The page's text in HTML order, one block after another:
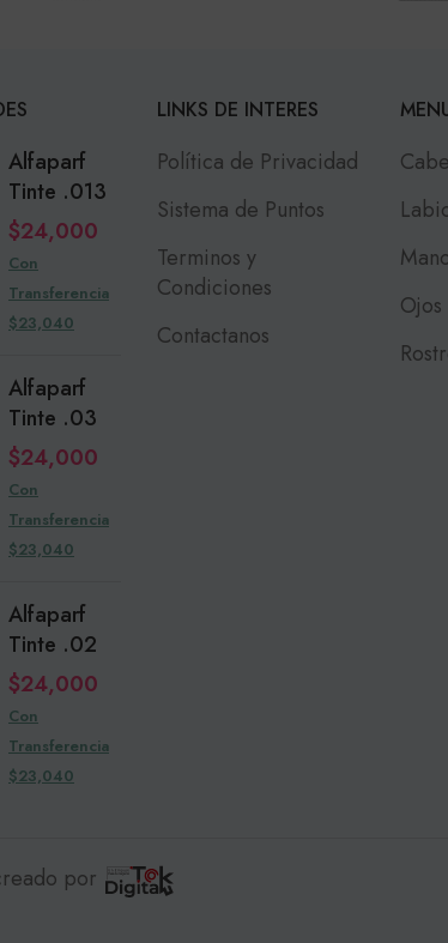
Alfaparf
Tinte .013
$24,000
Con
Transferencia
$23,040
Alfaparf
Tinte .03
$24,000
Con
Transferencia
$23,040
Alfaparf
Tinte .02
$24,000
Con
Transferencia
$23,040
LINKS DE INTERES
Política de Privacidad
Sistema de Puntos
Terminos y
Condiciones
Contactanos
Ojos
por